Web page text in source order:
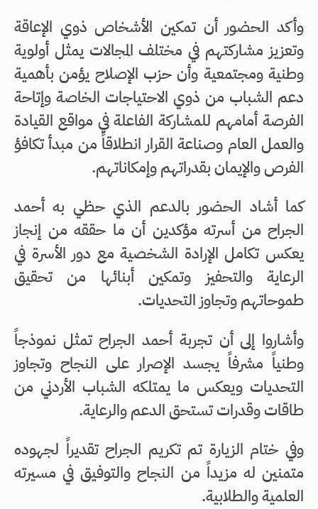
وأكد الحضور أن تمكين الأشخاص ذوي الإعاقة
وتعزيز مشاركتهم في مختلف المجالات يمثل أولوية
وطنية ومجتمعية وأن حزب الإصلاح يؤمن بأهمية
دعم الشباب من ذوي الاحتياجات الخاصة وإتاحة
الفرصة أمامهم للمشاركة الفاعلة في مواقع القيادة
والعمل العام وصناعة القرار انطلاقاً من مبدأ تكافؤ
الفرص والإيمان بقدراتهم وإمكاناتهم.
كما أشاد الحضور بالدعم الذي حظي به أحمد
الجراح من أسرته مؤكدين أن ما حققه من إنجاز
يعكس تكامل الإرادة الشخصية مع دور الأسرة في
الرعاية والتحفيز وتمكين أبنائها من تحقيق
طموحاتهم وتجاوز التحديات.
وأشاروا إلى أن تجربة أحمد الجراح تمثل نموذجاً
وطنياً مشرفاً يجسد الإصرار على النجاح وتجاوز
التحديات ويعكس ما يمتلكه الشباب الأردني من
طاقات وقدرات تستحق الدعم والرعاية.
وفي ختام الزيارة تم تكريم الجراح تقديراً لجهوده
متمنين له مزيداً من النجاح والتوفيق في مسيرته
العلمية والطلابية.